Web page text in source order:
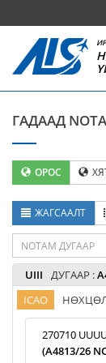
ГАДААД
ОРОС
ЖАГСААЛТ
UIII ДУГААР :
ICAO
270710
(A4813/26